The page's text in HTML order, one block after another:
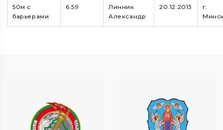
50м с
барьерами
6.59
Линник
Александр
20.12.2013
г.